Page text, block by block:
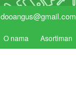
dooangus@gmail.com
O nama Asortiman